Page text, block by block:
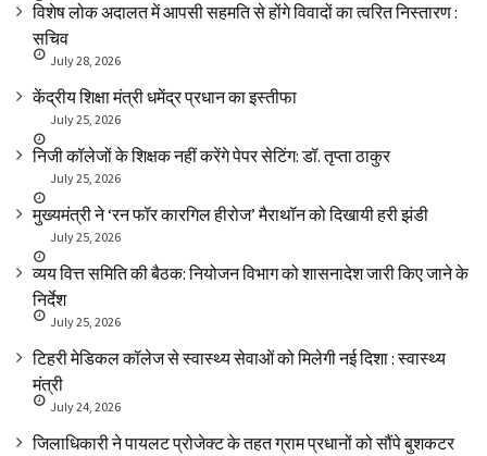
विशेष लोक अदालत में आपसी सहमति से होंगे विवादों का त्वरित निस्तारण :
सचिव
July 28, 2026
केंद्रीय शिक्षा मंत्री धमेंद्र प्रधान का इस्तीफा
July 25, 2026
निजी कॉलेजों के शिक्षक नहीं करेंगे पेपर सेटिंग: डॉ. तृप्ता ठाकुर
July 25, 2026
मुख्यमंत्री ने ‘रन फॉर कारगिल हीरोज’ मैराथॉन को दिखायी हरी झंडी
July 25, 2026
व्यय वित्त समिति की बैठक: नियोजन विभाग को शासनादेश जारी किए जाने के
निर्देश
July 25, 2026
टिहरी मेडिकल कॉलेज से स्वास्थ्य सेवाओं को मिलेगी नई दिशा : स्वास्थ्य
मंत्री
July 24, 2026
जिलाधिकारी ने पायलट प्रोजेक्ट के तहत ग्राम प्रधानों को सौंपे बुशकटर